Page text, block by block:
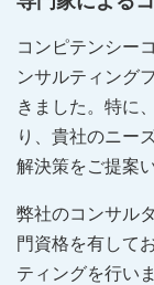
コンピテンシー
ンサルティング
きました。特に
り、貴社のニー
解決策をご提案
弊社のコンサル
門資格を有して
ティングを行い